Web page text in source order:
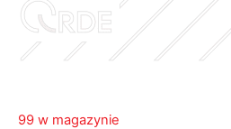
99 w magazynie